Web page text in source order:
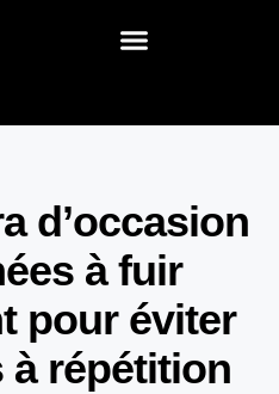
d’occasion
à fuir
pour éviter
à répétition